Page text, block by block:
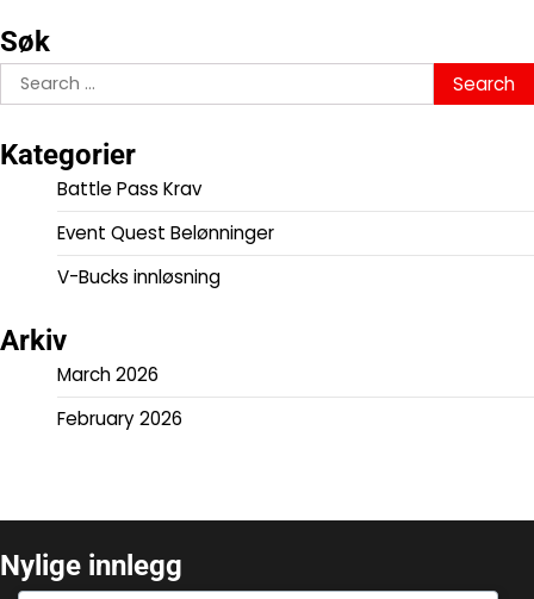
Søk
Search
for:
Kategorier
Battle Pass Krav
Event Quest Belønninger
V-Bucks innløsning
Arkiv
March 2026
February 2026
Nylige innlegg